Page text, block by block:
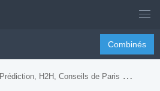
Combinés
Prédiction, H2H, Conseils de Paris et Prévision du Match